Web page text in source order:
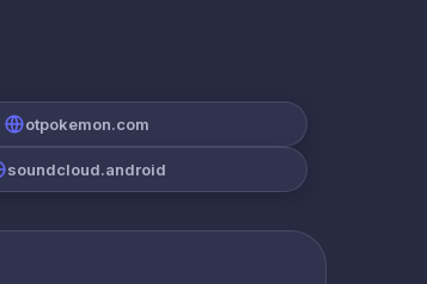
otpokemon.com
soundcloud.android